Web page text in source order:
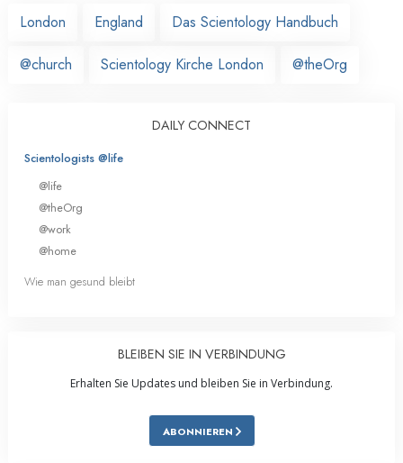
London
England Das Scientology Handbuch
@church Scientology Kirche London @theOrg
DAILY CONNECT
Scientologists @life
@life
@theOrg
@work
@home
Wie man gesund bleibt
BLEIBEN SIE IN VERBINDUNG
Erhalten Sie Updates und bleiben Sie in Verbindung.
ABONNIEREN